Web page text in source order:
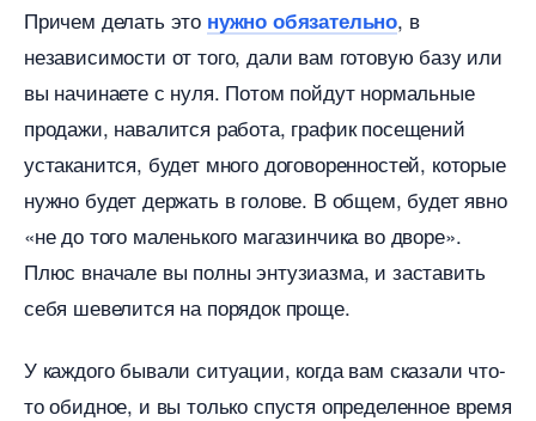
Причем делать это нужно обязательно,
независимости от того, дали вам готовую базу или
ы начинаете с нуля. Потом пойдут нормальные
продажи, навалится работа, график посещений
устаканится, будет много договоренностей, которые
нужно будет держать в голове. В общем, будет явно
«не до того маленького магазинчика во дворе».
Плюс вначале вы полны энтузиазма, и заставить
себя шевелится на порядок проще.
У каждого бывали ситуации, когда вам сказали что-
то обидное, и вы только спустя определенное время